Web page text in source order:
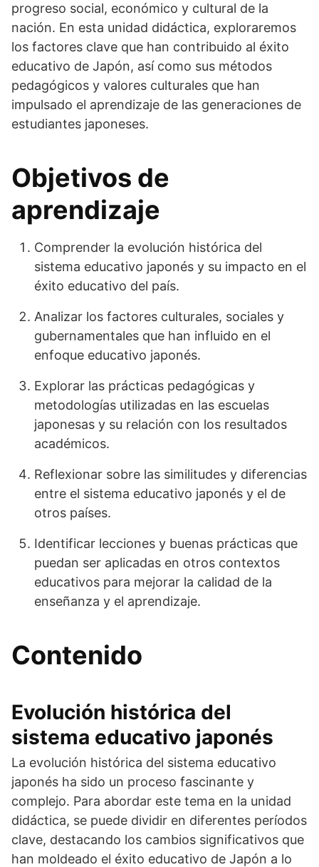
progreso social, económico y cultural de la
nación. En esta unidad didáctica, exploraremos
los factores clave que han contribuido al éxito
educativo de Japón, así como sus métodos
pedagógicos y valores culturales que han
impulsado el aprendizaje de las generaciones de
estudiantes japoneses.
Objetivos de
aprendizaje
Comprender la evolución histórica del
sistema educativo japonés y su impacto en el
éxito educativo del país.
Analizar los factores culturales, sociales y
gubernamentales que han influido en el
enfoque educativo japonés.
Explorar las prácticas pedagógicas y
metodologías utilizadas en las escuelas
japonesas y su relación con los resultados
académicos.
Reflexionar sobre las similitudes y diferencias
entre el sistema educativo japonés y el de
otros países.
Identificar lecciones y buenas prácticas que
puedan ser aplicadas en otros contextos
educativos para mejorar la calidad de la
enseñanza y el aprendizaje.
Contenido
Evolución histórica del
sistema educativo japonés
La evolución histórica del sistema educativo
japonés ha sido un proceso fascinante y
complejo. Para abordar este tema en la unidad
didáctica, se puede dividir en diferentes períodos
clave, destacando los cambios significativos que
han moldeado el éxito educativo de Japón a lo